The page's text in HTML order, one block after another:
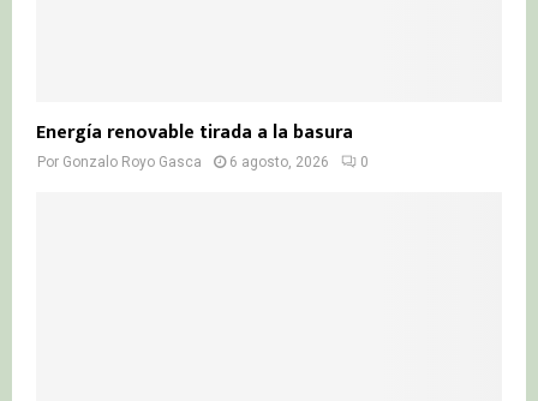
Energía renovable tirada a la basura
Por Gonzalo Royo Gasca 6 agosto, 2026 0